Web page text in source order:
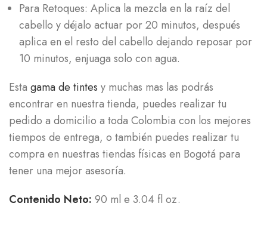
Para Retoques: Aplica la mezcla en la raíz del
cabello y déjalo actuar por 20 minutos, después
aplica en el resto del cabello dejando reposar por
10 minutos, enjuaga solo con agua.
Esta gama de tintes y muchas mas las podrás
encontrar en nuestra tienda, puedes realizar tu
pedido a domicilio a toda Colombia con los mejores
tiempos de entrega, o también puedes realizar tu
compra en nuestras tiendas físicas en Bogotá para
tener una mejor asesoría.
Contenido Neto: 90 ml e 3.04 fl oz.